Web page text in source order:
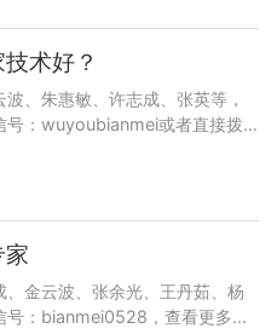
术好？
、朱惠敏、许志成、张英等，
号：wuyoubianmei或者直接拨
、金云波、张余光、王丹茹、杨
号：bianmei0528，查看更多医